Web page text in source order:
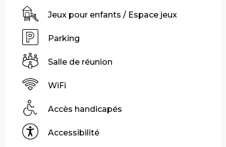
Jeux pour enfants / Espace jeux
Parking
Salle de réunion
WiFi
Accès handicapés
Accessibilité